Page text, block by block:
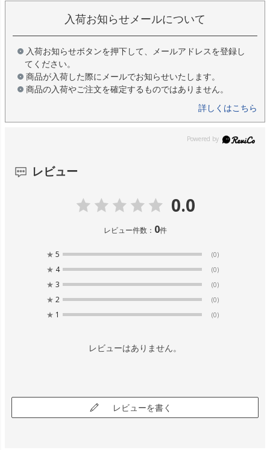
入荷お知らせメールについて
入荷お知らせボタンを押下して、メールアドレスを登録し
てください。
商品が入荷した際にメールでお知らせいたします。
商品の入荷やご注文を確定するものではありません。
詳しくはこちら
レビュー
0.0
レビュー件数： 0件
★ 5 (0)
★ 4 (0)
★ 3 (0)
★ 2 (0)
★ 1 (0)
レビューはありません。
レビューを書く